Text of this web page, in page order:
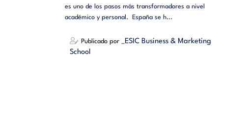
es uno de los pasos más transformadores a nivel
académico y personal. España se h...
Publicado por _ESIC Business & Marketing
School